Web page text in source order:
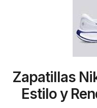
Zapatillas
Estilo y